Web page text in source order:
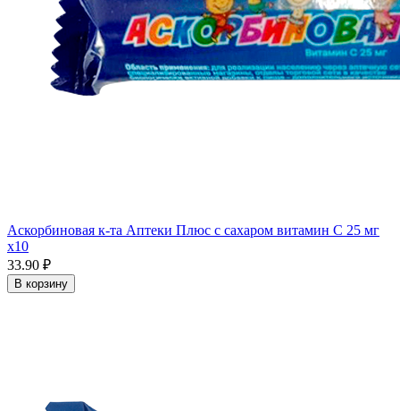
Аскорбиновая к-та Аптеки Плюс с сахаром витамин С 25 мг
x10
33.90 ₽
В корзину